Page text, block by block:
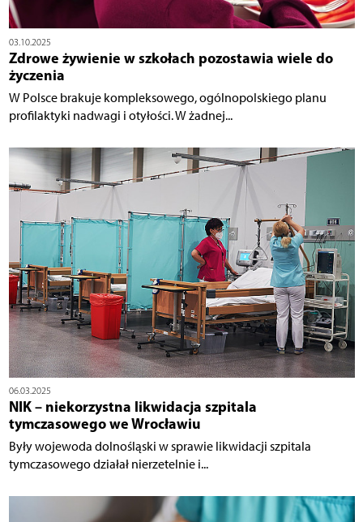
03.10.2025
Zdrowe żywienie w szkołach pozostawia wiele do
życzenia
W Polsce brakuje kompleksowego, ogólnopolskiego planu
profilaktyki nadwagi i otyłości. W żadnej...
06.03.2025
NIK – niekorzystna likwidacja szpitala
tymczasowego we Wrocławiu
Były wojewoda dolnośląski w sprawie likwidacji szpitala
tymczasowego działał nierzetelnie i...